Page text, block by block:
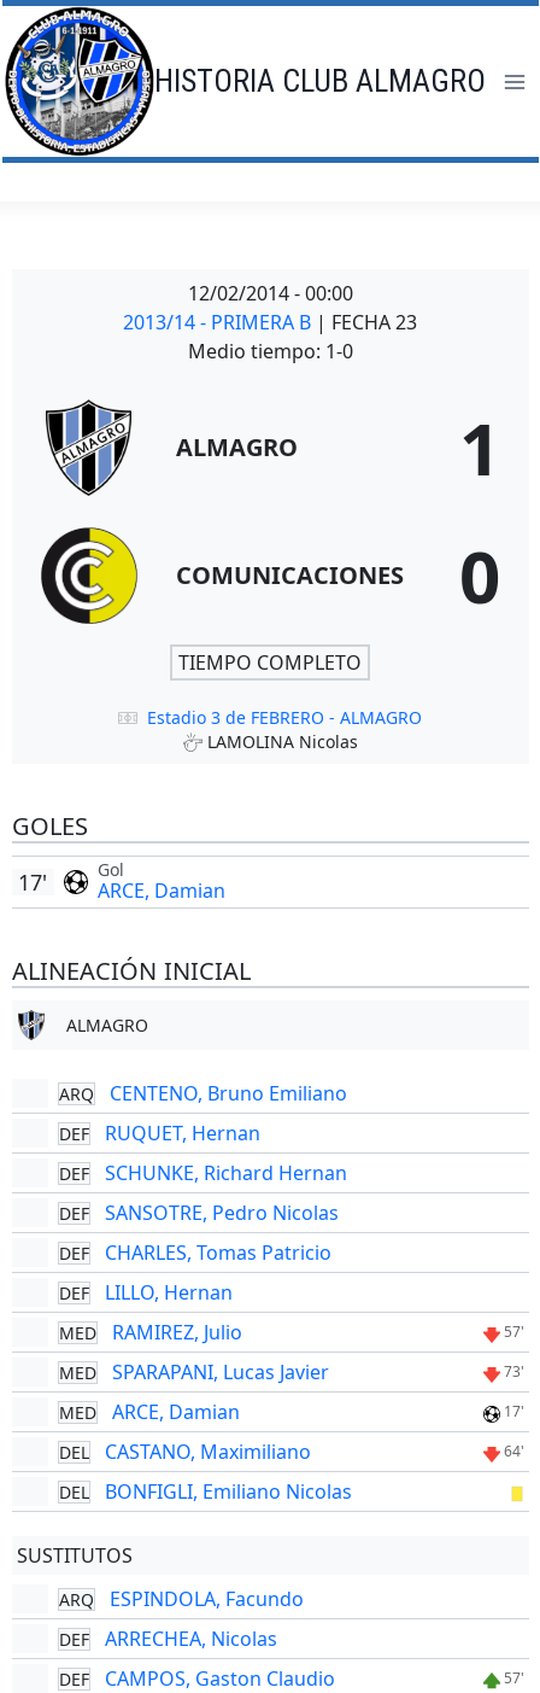
Saltar
al
contenido
HISTORIA CLUB ALMAGRO
12/02/2014 - 00:00
2013/14 - PRIMERA B | FECHA 23
Medio tiempo: 1-0
ALMAGRO 1
COMUNICACIONES 0
TIEMPO COMPLETO
Estadio 3 de FEBRERO - ALMAGRO
LAMOLINA Nicolas
GOLES
Gol
ARCE, Damian
17'
ALINEACIÓN INICIAL
ALMAGRO
ARQ CENTENO, Bruno Emiliano
DEF RUQUET, Hernan
DEF SCHUNKE, Richard Hernan
DEF SANSOTRE, Pedro Nicolas
DEF CHARLES, Tomas Patricio
DEF LILLO, Hernan
MED RAMIREZ, Julio 57'
MED SPARAPANI, Lucas Javier 73'
MED ARCE, Damian 17'
DEL CASTANO, Maximiliano 64'
DEL BONFIGLI, Emiliano Nicolas
SUSTITUTOS
ARQ ESPINDOLA, Facundo
DEF ARRECHEA, Nicolas
DEF CAMPOS, Gaston Claudio 57'